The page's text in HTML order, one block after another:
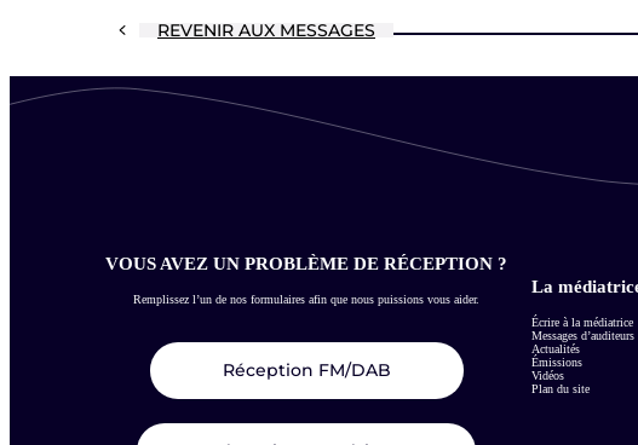
REVENIR AUX MESSAGES
VOUS AVEZ UN PROBLÈME DE RÉCEPTION ?
Remplissez l’un de nos formulaires afin que nous puissions vous aider.
Réception FM/DAB
La
Écrire à la médiatrice
Messages d’auditeurs
Actualités
Émissions
Vidéos
Plan du site